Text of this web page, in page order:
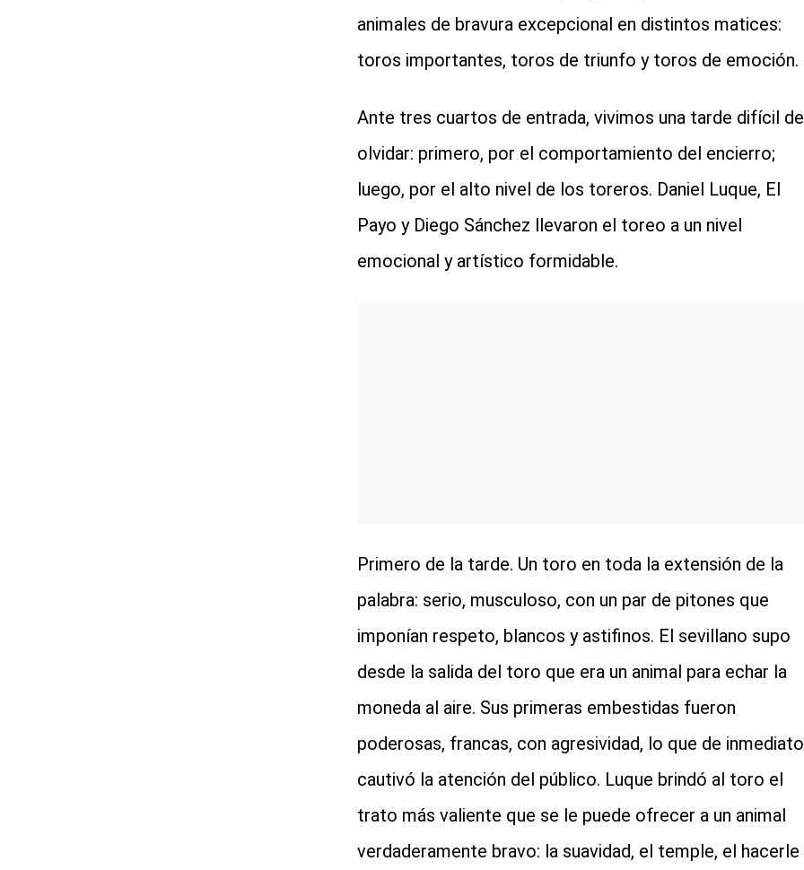
animales de bravura excepcional en distintos matices:
toros importantes, toros de triunfo y toros de emoción.
Ante tres cuartos de entrada, vivimos una tarde difícil de
olvidar: primero, por el comportamiento del encierro;
luego, por el alto nivel de los toreros. Daniel Luque, El
Payo y Diego Sánchez llevaron el toreo a un nivel
emocional y artístico formidable.
Primero de la tarde. Un toro en toda la extensión de la
palabra: serio, musculoso, con un par de pitones que
imponían respeto, blancos y astifinos. El sevillano supo
desde la salida del toro que era un animal para echar la
moneda al aire. Sus primeras embestidas fueron
poderosas, francas, con agresividad, lo que de inmediato
cautivó la atención del público. Luque brindó al toro el
trato más valiente que se le puede ofrecer a un animal
verdaderamente bravo: la suavidad, el temple, el hacerle